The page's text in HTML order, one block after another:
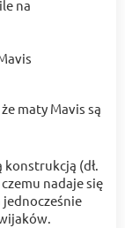
na
maty Mavis są
(dł.
nadaje się
jednocześnie